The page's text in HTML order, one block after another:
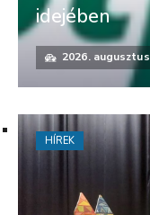
idejében
2026.
HÍREK